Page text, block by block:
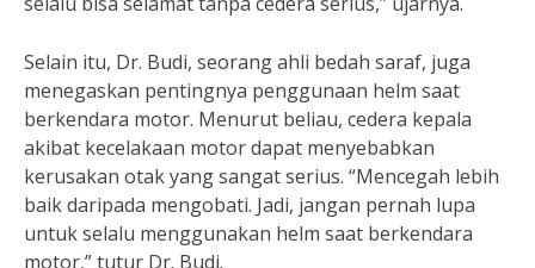
Selain itu, Dr. Budi, seorang ahli bedah saraf, juga
menegaskan pentingnya penggunaan helm saat
berkendara motor. Menurut beliau, cedera kepala
akibat kecelakaan motor dapat menyebabkan
kerusakan otak yang sangat serius. “Mencegah lebih
baik daripada mengobati. Jadi, jangan pernah lupa
untuk selalu menggunakan helm saat berkendara
motor,” tutur Dr. Budi.